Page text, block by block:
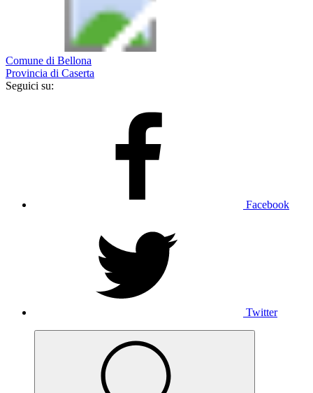
Comune di Bellona
Provincia di Caserta
Seguici su:
Facebook
Twitter